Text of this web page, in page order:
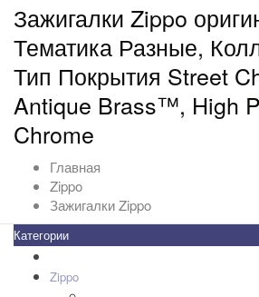
Зажигалки Zippo
Тематика Разные,
Тип Покрытия Street
Antique Brass™, High
Chrome
Главная
Zippo
Зажигалки Zippo
Категории
Zippo